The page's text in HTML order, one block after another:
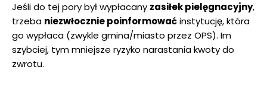
Jeśli do tej pory był wypłacany zasiłek pielęgnacyjny,
trzeba niezwłocznie poinformowaćinstytucję, która
go wypłaca (zwykle gmina/miasto przez OPS). Im
szybciej, tym mniejsze ryzyko narastania kwoty do
zwrotu.